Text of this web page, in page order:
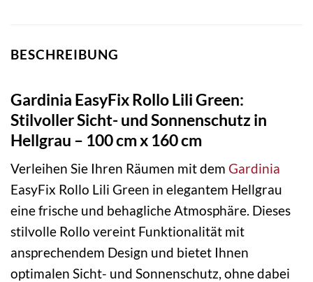
BESCHREIBUNG
Gardinia EasyFix Rollo Lili Green:
Stilvoller Sicht- und Sonnenschutz in
Hellgrau – 100 cm x 160 cm
Verleihen Sie Ihren Räumen mit dem Gardinia
EasyFix Rollo Lili Green in elegantem Hellgrau
eine frische und behagliche Atmosphäre. Dieses
stilvolle Rollo vereint Funktionalität mit
ansprechendem Design und bietet Ihnen
optimalen Sicht- und Sonnenschutz, ohne dabei